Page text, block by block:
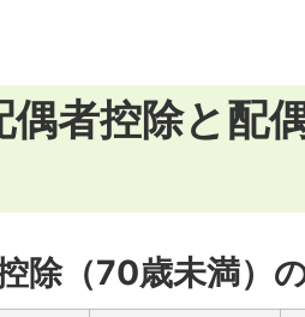
偶者控除と配
除（70歳未満）